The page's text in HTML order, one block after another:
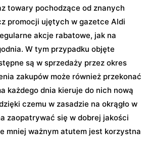
towary pochodzące od znanych
promocji ujętych w gazetce Aldi
akcje rabatowe, jak na
W tym przypadku objęte
są w sprzedaży przez okres
zakupów może również przekonać
każdego dnia kieruje do nich nową
czemu w zasadzie na okrągło w
zaopatrywać się w dobrej jakości
mniej ważnym atutem jest korzystna